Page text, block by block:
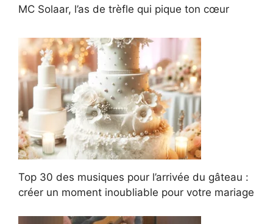
MC Solaar, l’as de trèfle qui pique ton cœur
Top 30 des musiques pour l’arrivée du gâteau :
créer un moment inoubliable pour votre mariage